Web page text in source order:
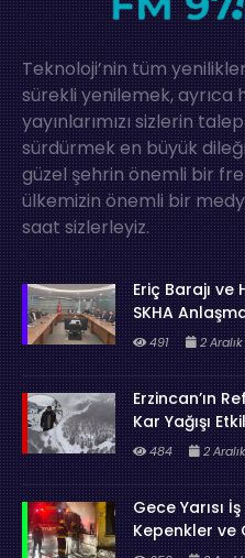
Teknoloji’nin tüm
sürekli yenilemek,
yayınlarımızı sizlerin
sürdürmek en büyük
güzel şehrin önemli bir
ülkemizin önemli bir
saat sizlerleyiz.
Eriç Barajı ve
SKHA
491 2
Erzincan’ın
Kar Yağışı
484 2
Gece Yarısı
Kepenkler ve